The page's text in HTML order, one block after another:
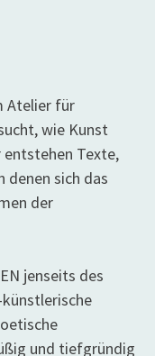
Atelier für
wie Kunst
entstehen Texte,
denen sich das
der
jenseits des
und tiefgründig